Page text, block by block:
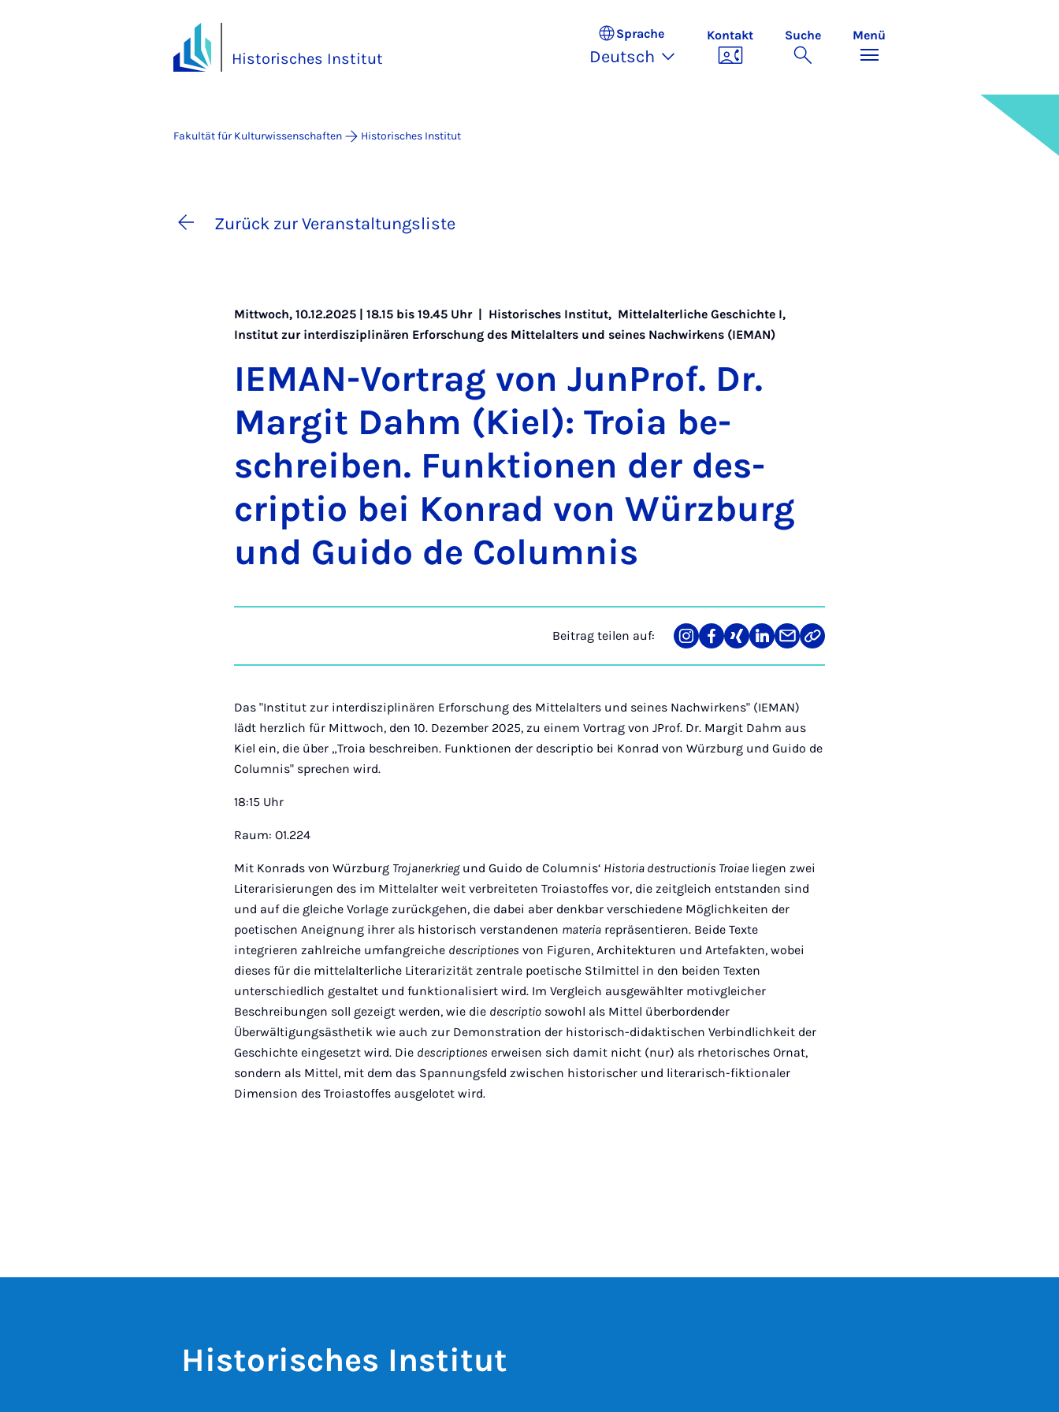
Historisches Institut
Sprache
Deutsch
Kontakt Suche Menü
Fakultät für Kulturwissenschaften Historisches Institut
Zurück zur Veranstaltungsliste
Mittwoch, 10.12.2025 | 18.15 bis 19.45 Uhr | Historisches Institut, Mittelalterliche Geschichte I,
Institut zur interdisziplinären Erforschung des Mittelalters und seines Nachwirkens (IEMAN)
IE­MAN-Vor­trag von Jun­Prof. Dr.
Mar­git Dahm (Kiel): Tro­ia be­
schrei­ben. Funk­ti­o­nen der de­s­
crip­tio bei Kon­rad von Würz­burg
und Gui­do de Co­lum­nis
Beitrag teilen auf:
Teilen
auf
Teilen
auf
Teilen
auf
Teilen
auf
Teilen
über
Mail
Link
kopieren
Das "Institut zur interdisziplinären Erforschung des Mittelalters und seines Nachwirkens" (IEMAN)
lädt herzlich für Mittwoch, den 10. Dezember 2025, zu einem Vortrag von JProf. Dr. Margit Dahm aus
Kiel ein, die über „Troia beschreiben. Funktionen der descriptio bei Konrad von Würzburg und Guido de
Columnis" sprechen wird.
18:15 Uhr
Raum: O1.224
Mit Konrads von Würzburg Trojanerkriegund Guido de Columnis‘ Historia destructionis Troiae liegen zwei
Literarisierungen des im Mittelalter weit verbreiteten Troiastoffes vor, die zeitgleich entstanden sind
und auf die gleiche Vorlage zurückgehen, die dabei aber denkbar verschiedene Möglichkeiten der
poetischen Aneignung ihrer als historisch verstandenen materia repräsentieren. Beide Texte
integrieren zahlreiche umfangreiche descriptiones von Figuren, Architekturen und Artefakten, wobei
dieses für die mittelalterliche Literarizität zentrale poetische Stilmittel in den beiden Texten
unterschiedlich gestaltet und funktionalisiert wird. Im Vergleich ausgewählter motivgleicher
Beschreibungen soll gezeigt werden, wie die descriptio sowohl als Mittel überbordender
Überwältigungsästhetik wie auch zur Demonstration der historisch-didaktischen Verbindlichkeit der
Geschichte eingesetzt wird. Die descriptiones erweisen sich damit nicht (nur) als rhetorisches Ornat,
sondern als Mittel, mit dem das Spannungsfeld zwischen historischer und literarisch-fiktionaler
Dimension des Troiastoffes ausgelotet wird.
Historisches Institut